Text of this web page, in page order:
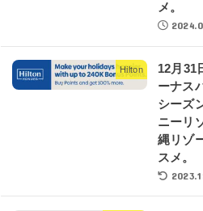
メ。
Hilton
12月31
ーナス
シーズ
ニーリ
縄リゾ
スメ。